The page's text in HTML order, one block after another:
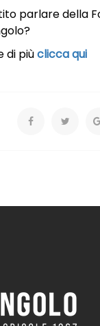
parlare della
di piùclicca qui